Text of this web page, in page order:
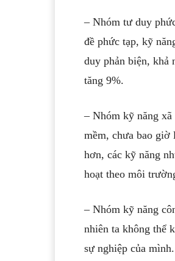
– Nhóm tư duy
đề phức tạp, kỹ
duy phản biện, khả
tăng 9%.
– Nhóm kỹ năng
mềm, chưa bao giờ
hơn, các kỹ năng
hoạt theo môi
– Nhóm kỹ năng
nhiên ta không thể
sự nghiệp của